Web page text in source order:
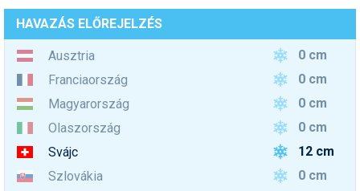
HAVAZÁS ELŐREJELZÉS
Ausztria
0 cm
Franciaország
0 cm
Magyarország
0 cm
Olaszország
0 cm
Svájc
12 cm
Szlovákia
0 cm